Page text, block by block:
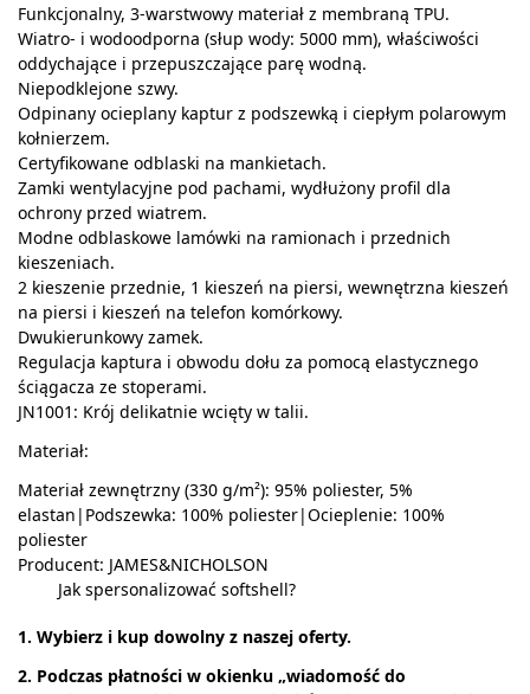
Funkcjonalny, 3-warstwowy materiał z membraną TPU.
Wiatro- i wodoodporna (słup wody: 5000 mm), właściwości
oddychające i przepuszczające parę wodną.
Niepodklejone szwy.
Odpinany ocieplany kaptur z podszewką i ciepłym polarowym
kołnierzem.
Certyfikowane odblaski na mankietach.
Zamki wentylacyjne pod pachami, wydłużony profil dla
ochrony przed wiatrem.
Modne odblaskowe lamówki na ramionach i przednich
kieszeniach.
2 kieszenie przednie, 1 kieszeń na piersi, wewnętrzna kieszeń
na piersi i kieszeń na telefon komórkowy.
Dwukierunkowy zamek.
Regulacja kaptura i obwodu dołu za pomocą elastycznego
ściągacza ze stoperami.
JN1001: Krój delikatnie wcięty w talii.
Materiał:
Materiał zewnętrzny (330 g/m²): 95% poliester, 5%
elastan|Podszewka: 100% poliester|Ocieplenie: 100%
poliester
Producent: JAMES&NICHOLSON
Jak spersonalizować softshell?
1. Wybierz i kup dowolny z naszej oferty.
2. Podczas płatności w okienku „wiadomość do